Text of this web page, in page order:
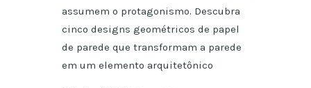
assumem o protagonismo. Descubra
cinco designs geométricos de papel
de parede que transformam a parede
em um elemento arquitetônico